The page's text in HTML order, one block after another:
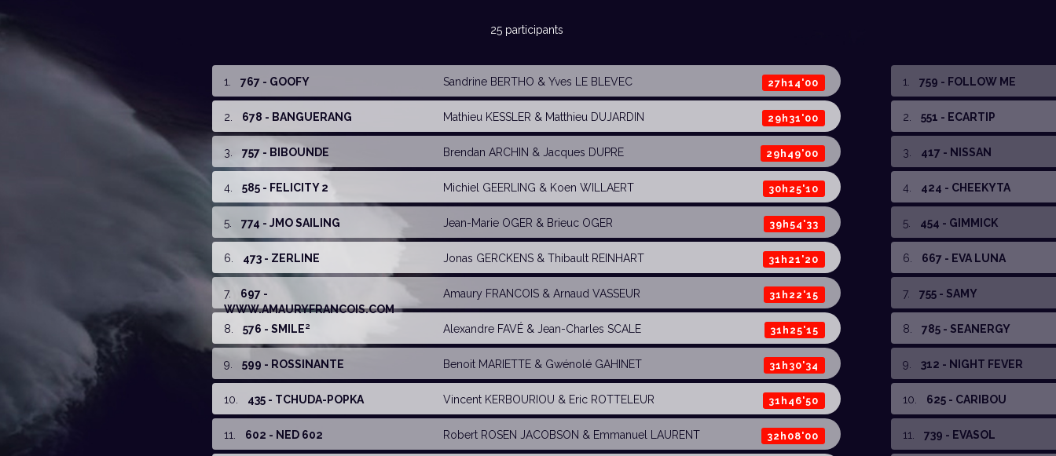
25 participants
1. 767 - GOOFY Sandrine BERTHO & Yves LE BLEVEC 27h14'00
2. 678 - BANGUERANG Mathieu KESSLER & Matthieu DUJARDIN 29h31'00
3. 757 - BIBOUNDE Brendan ARCHIN & Jacques DUPRE 29h49'00
4. 585 - FELICITY 2 Michiel GEERLING & Koen WILLAERT 30h25'10
5. 774 - JMO SAILING Jean-Marie OGER & Brieuc OGER 39h54'33
6. 473 - ZERLINE Jonas GERCKENS& Thibault REINHART 31h21'20
7. 697 -
WWW.AMAURYFRANCOIS.COM
Amaury FRANCOIS& Arnaud VASSEUR 31h22'15
8. 576 - SMILE² Alexandre FAVÉ& Jean-Charles SCALE 31h25'15
9. 599 - ROSSINANTE Benoit MARIETTE& Gwénolé GAHINET 31h30'34
10. 435 - TCHUDA-POPKA Vincent KERBOURIOU & Eric ROTTELEUR 31h46'50
11. 602 - NED 602 Robert ROSEN JACOBSON & Emmanuel LAURENT 32h08'00
1. 759 - FOLLOW ME
2. 551 - ECARTIP
3. 417 - NISSAN
4. 424 - CHEEKYTA
5. 454 - GIMMICK
6. 667 - EVA LUNA
7. 755 - SAMY
8. 785 - SEANERGY
9. 312 - NIGHT FEVER
10. 625 - CARIBOU
11. 739 - EVASOL